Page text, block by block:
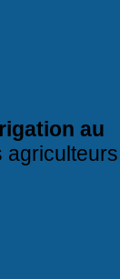
au
agriculteurs